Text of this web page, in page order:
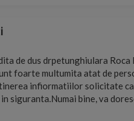
de dus drpetunghiulara Roca
foarte multumita atat de
infiormatiilor solicitate
siguranta.Numai bine, va